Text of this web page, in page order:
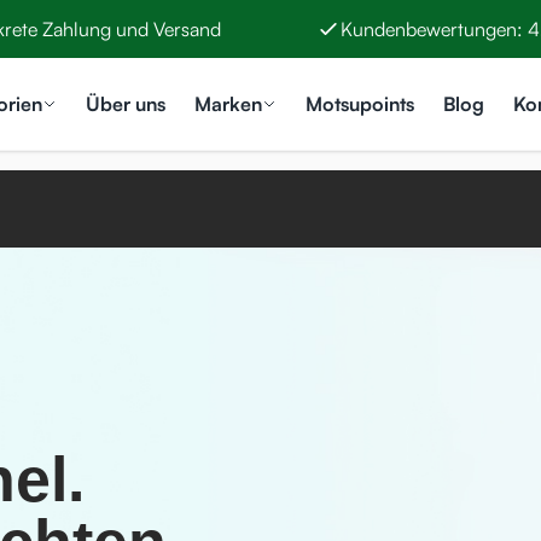
Zahlung und Versand Kundenbewertungen:
Über uns Marken Motsupoints Blog